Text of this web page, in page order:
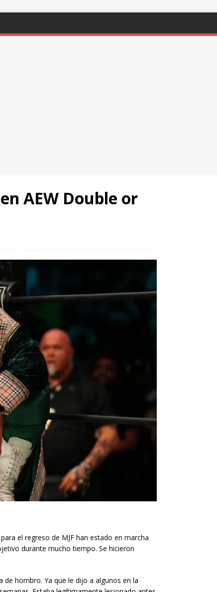
AEW Double or
el regreso de MJF han estado en marcha
durante mucho tiempo. Se hicieron
de hombro. Ya que le dijo a algunos en la